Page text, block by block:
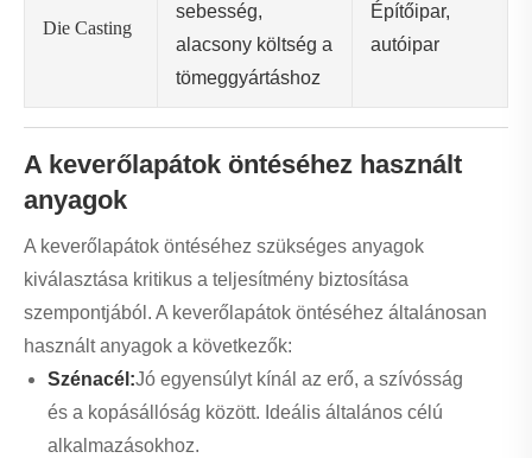
Die Casting
sebesség,
alacsony költség a
tömeggyártáshoz
Építőipar,
autóipar
A keverőlapátok öntéséhez használt
anyagok
A keverőlapátok öntéséhez szükséges anyagok
kiválasztása kritikus a teljesítmény biztosítása
szempontjából. A keverőlapátok öntéséhez általánosan
használt anyagok a következők:
Szénacél:Jó egyensúlyt kínál az erő, a szívósság
és a kopásállóság között. Ideális általános célú
alkalmazásokhoz.